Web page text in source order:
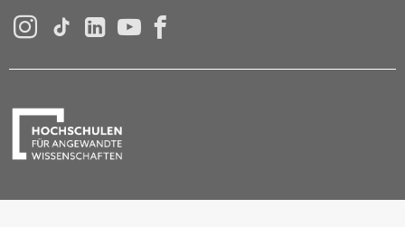
Instagram
Tiktok
LinkedInYouTube